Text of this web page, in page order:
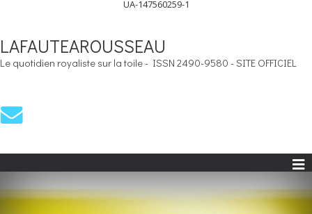
UA-147560259-1
LAFAUTEAROUSSEAU
Le quotidien royaliste sur la toile - ISSN 2490-9580 - SITE OFFICIEL